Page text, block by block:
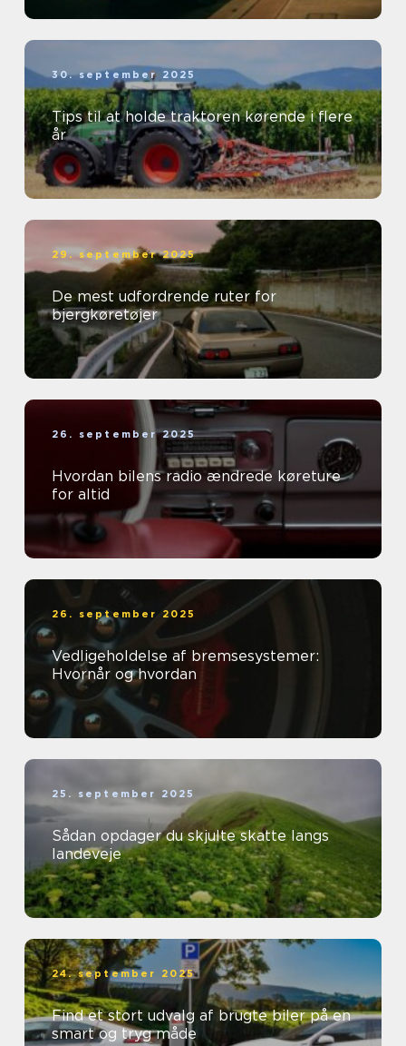
30. september 2025
Tips til at holde traktoren kørende i flere
år
29. september 2025
De mest udfordrende ruter for
bjergkøretøjer
26. september 2025
Hvordan bilens radio ændrede køreture
for altid
26. september 2025
Vedligeholdelse af bremsesystemer:
Hvornår og hvordan
25. september 2025
Sådan opdager du skjulte skatte langs
landeveje
24. september 2025
Find et stort udvalg af brugte biler på en
smart og tryg måde